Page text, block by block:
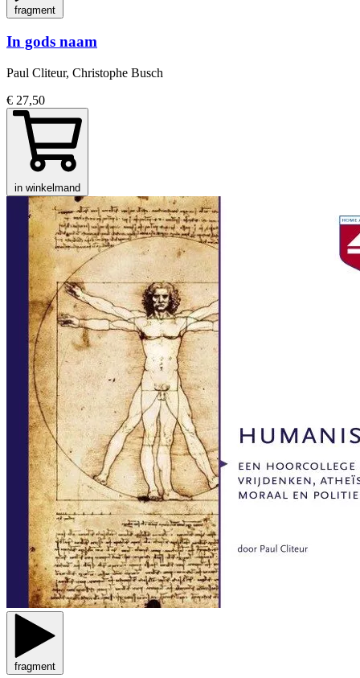
fragment
In gods naam
Paul Cliteur, Christophe Busch
€ 27,50
in winkelmand
fragment